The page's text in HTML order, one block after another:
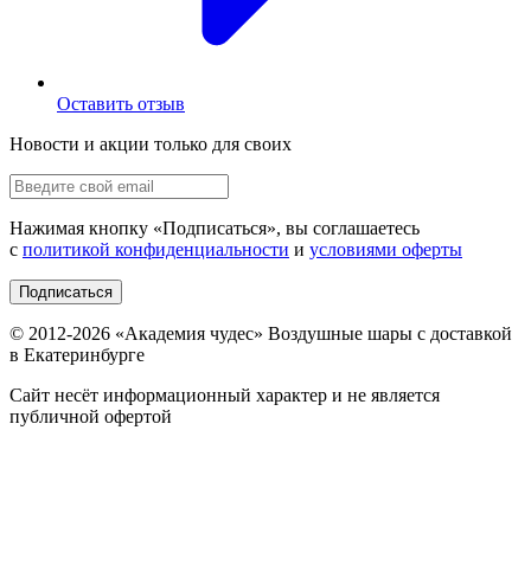
Оставить отзыв
Новости и акции только для своих
Нажимая кнопку «Подписаться», вы соглашаетесь
с политикой конфиденциальности и условиями оферты
Подписаться
© 2012-2026 «Академия чудес» Воздушные шары с доставкой
в Екатеринбурге
Сайт несёт информационный характер и не является
публичной офертой